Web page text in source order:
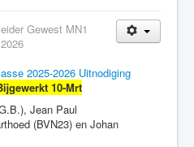
Gewest MN1
2025-2026 Uitnodiging
10-Mrt
Jean Paul
(BVN23) en Johan